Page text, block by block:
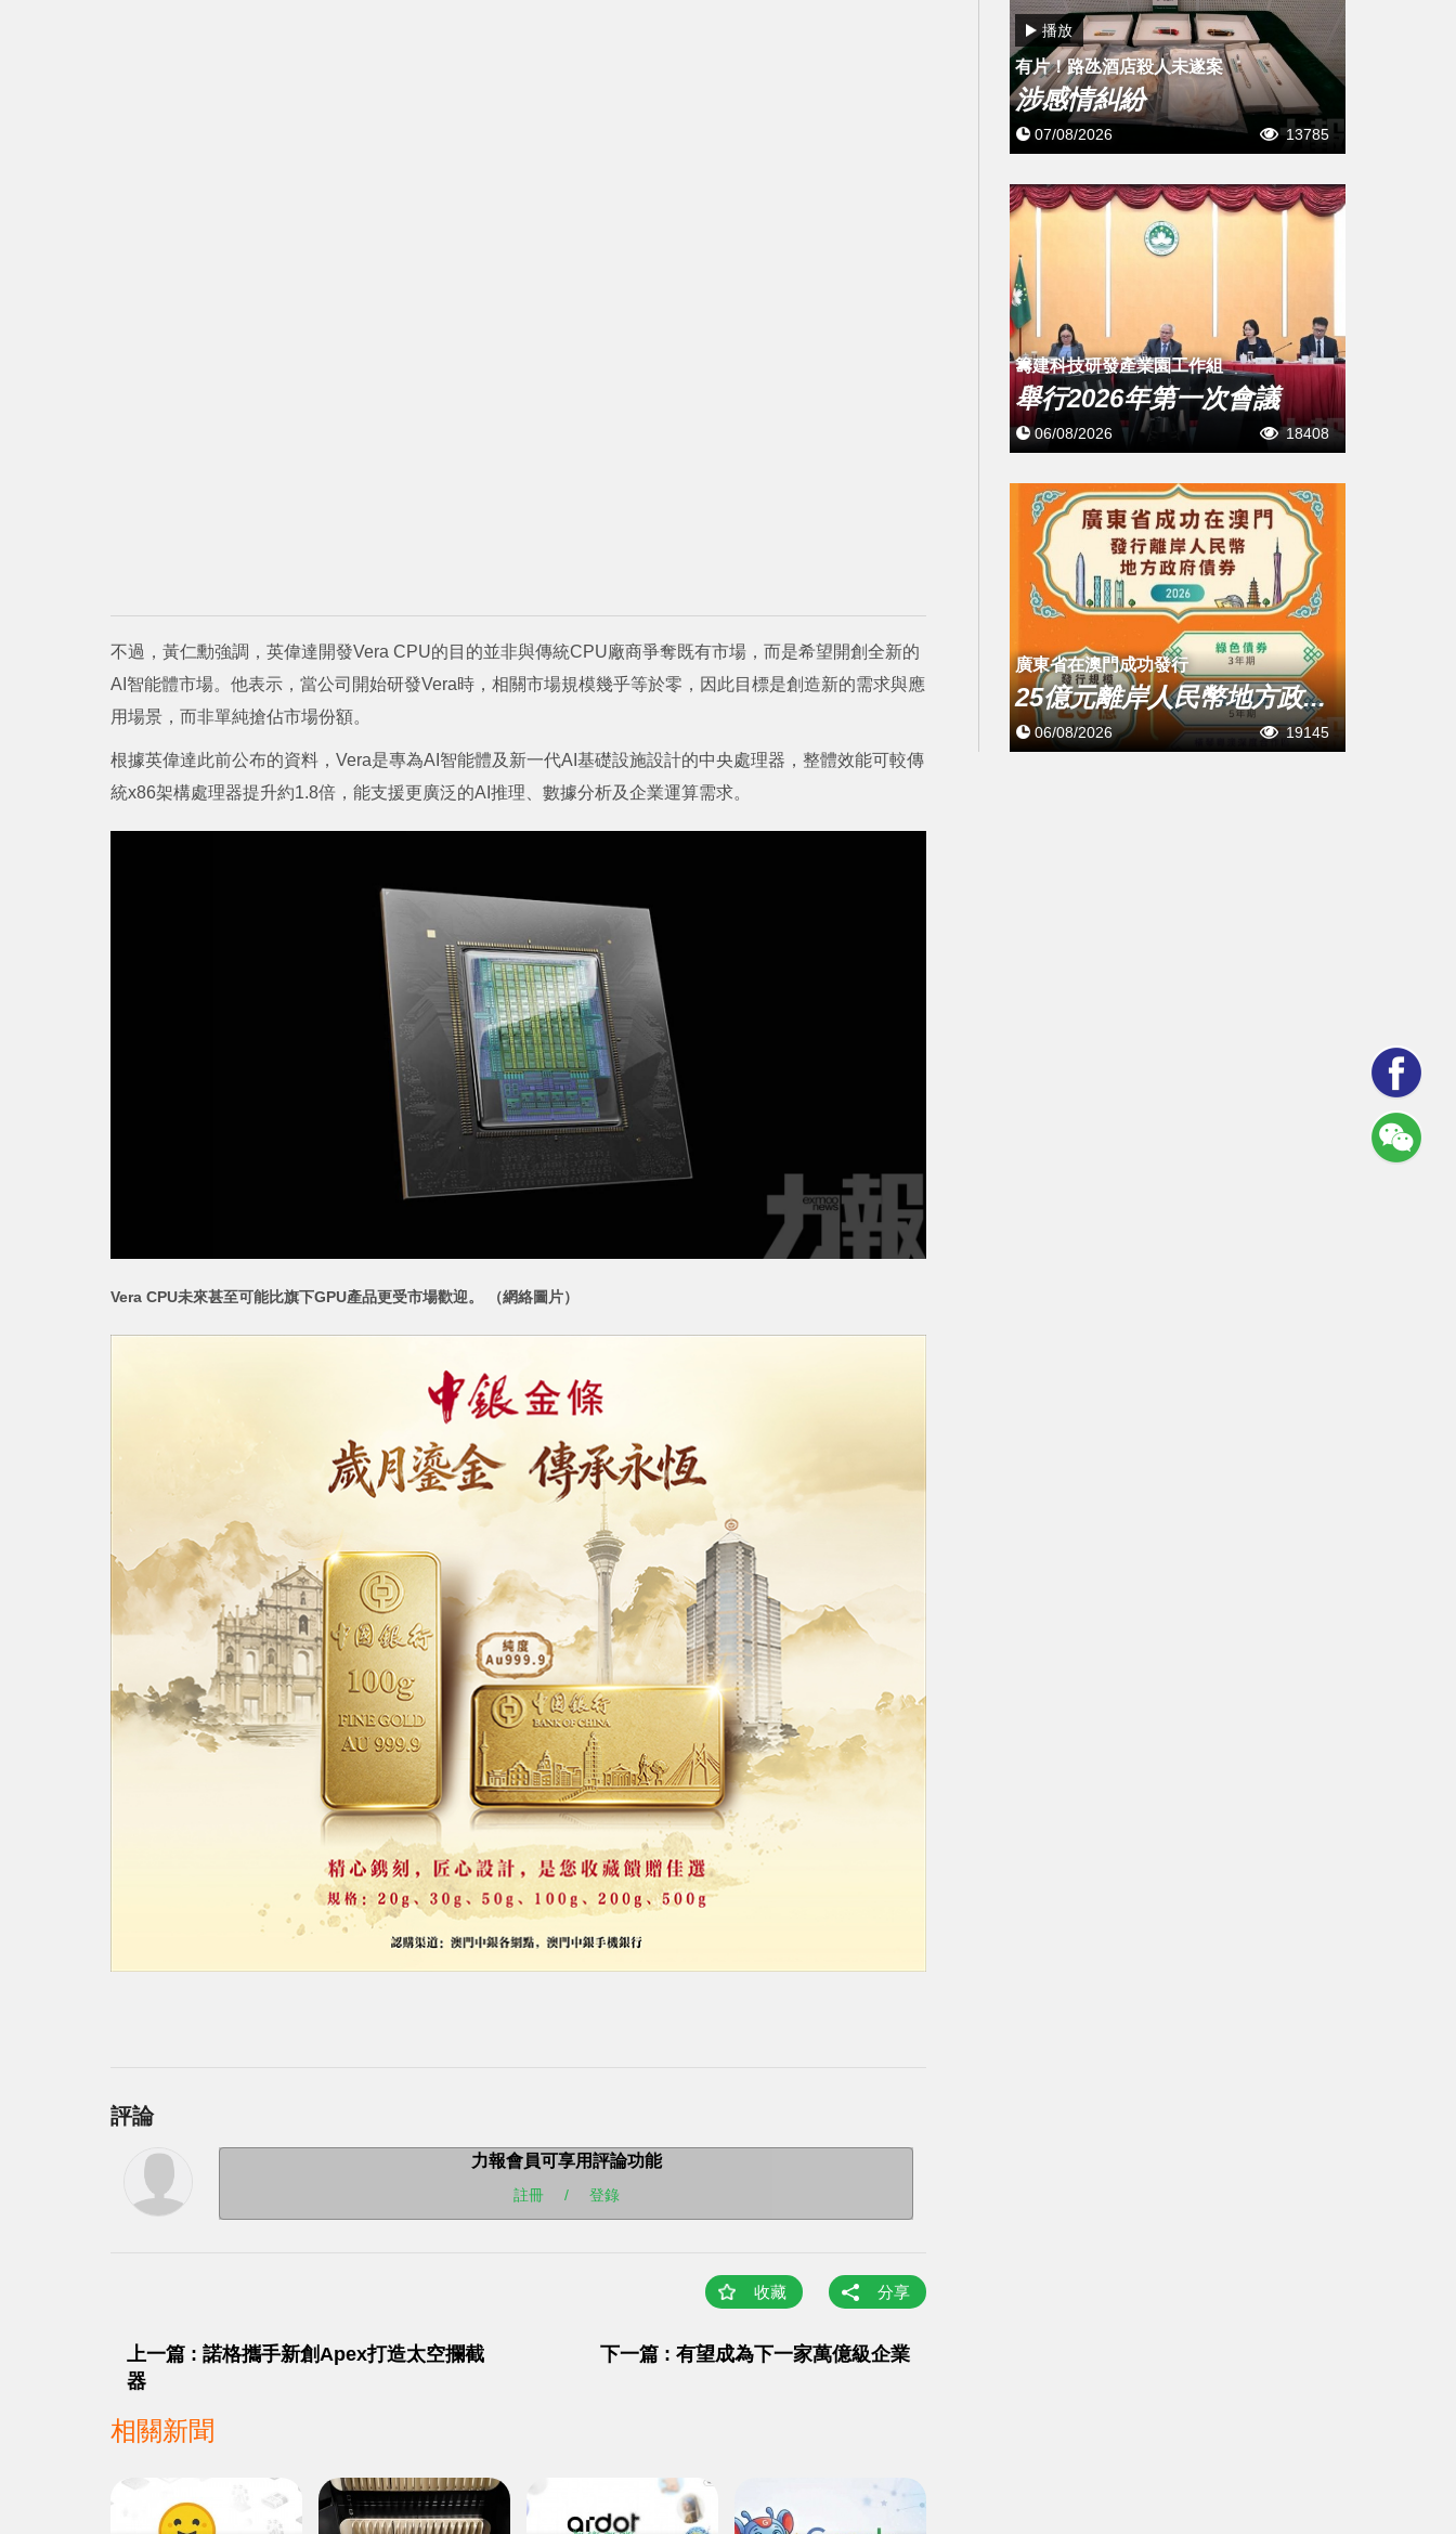
不過，黃仁勳強調，英偉達開發Vera CPU的目的並非與傳統CPU廠商爭奪既有市場，而是希望開創全新的
AI智能體市場。他表示，當公司開始研發Vera時，相關市場規模幾乎等於零，因此目標是創造新的需求與應
用場景，而非單純搶佔市場份額。
根據英偉達此前公布的資料，Vera是專為AI智能體及新一代AI基礎設施設計的中央處理器，整體效能可較傳
統x86架構處理器提升約1.8倍，能支援更廣泛的AI推理、數據分析及企業運算需求。
Vera CPU未來甚至可能比旗下GPU產品更受市場歡迎。 （網絡圖片）
評論
力報會員可享用評論功能
註冊 / 登錄
收藏 分享
上一篇 : 諾格攜手新創Apex打造太空攔截
器
下一篇 : 有望成為下一家萬億級企業
相關新聞
播放
有片！路氹酒店殺人未遂案
涉感情糾紛
07/08/2026 13785
籌建科技研發產業園工作組
舉行2026年第一次會議
06/08/2026 18408
廣東省在澳門成功發行
25億元離岸人民幣地方政...
06/08/2026 19145